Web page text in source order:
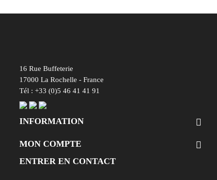
16 Rue Buffeterie
17000 La Rochelle - France
Tél : +33 (0)5 46 41 41 91
INFORMATION 
MON COMPTE 
ENTRER EN CONTACT